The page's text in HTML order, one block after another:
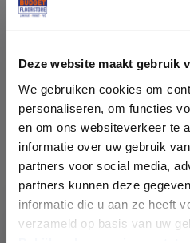
Deze website maakt gebruik
We gebruiken cookies om
personaliseren, om functies
en om ons websiteverkeer te
informatie over uw gebruik
partners voor social media,
partners kunnen deze
informatie die u aan ze heeft
verzameld op basis van uw
Patroon:
Kleur:
Sortering :